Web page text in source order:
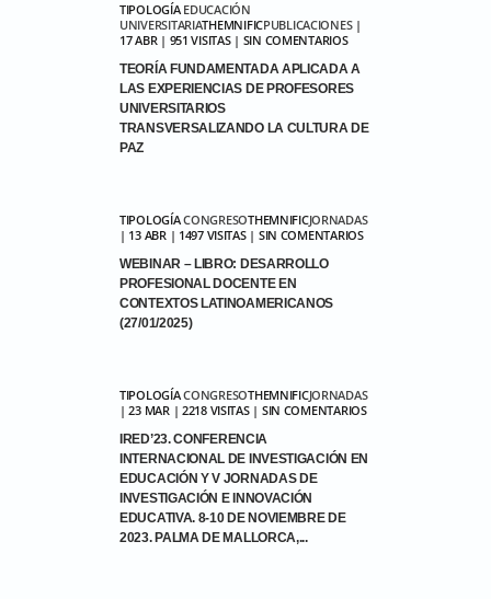
TIPOLOGÍA EDUCACIÓN
UNIVERSITARIATHEMNIFICPUBLICACIONES|
17 ABR | 951 VISITAS | SIN COMENTARIOS
TEORÍA FUNDAMENTADA APLICADA A
LAS EXPERIENCIAS DE PROFESORES
UNIVERSITARIOS
TRANSVERSALIZANDO LA CULTURA DE
PAZ
TIPOLOGÍACONGRESOTHEMNIFICJORNADAS
| 13 ABR | 1497 VISITAS | SIN COMENTARIOS
WEBINAR – LIBRO: DESARROLLO
PROFESIONAL DOCENTE EN
CONTEXTOS LATINOAMERICANOS
(27/01/2025)
TIPOLOGÍACONGRESOTHEMNIFICJORNADAS
| 23 MAR | 2218 VISITAS | SIN COMENTARIOS
IRED’23. CONFERENCIA
INTERNACIONAL DE INVESTIGACIÓN EN
EDUCACIÓN Y V JORNADAS DE
INVESTIGACIÓN E INNOVACIÓN
EDUCATIVA. 8-10 DE NOVIEMBRE DE
2023. PALMA DE MALLORCA,...